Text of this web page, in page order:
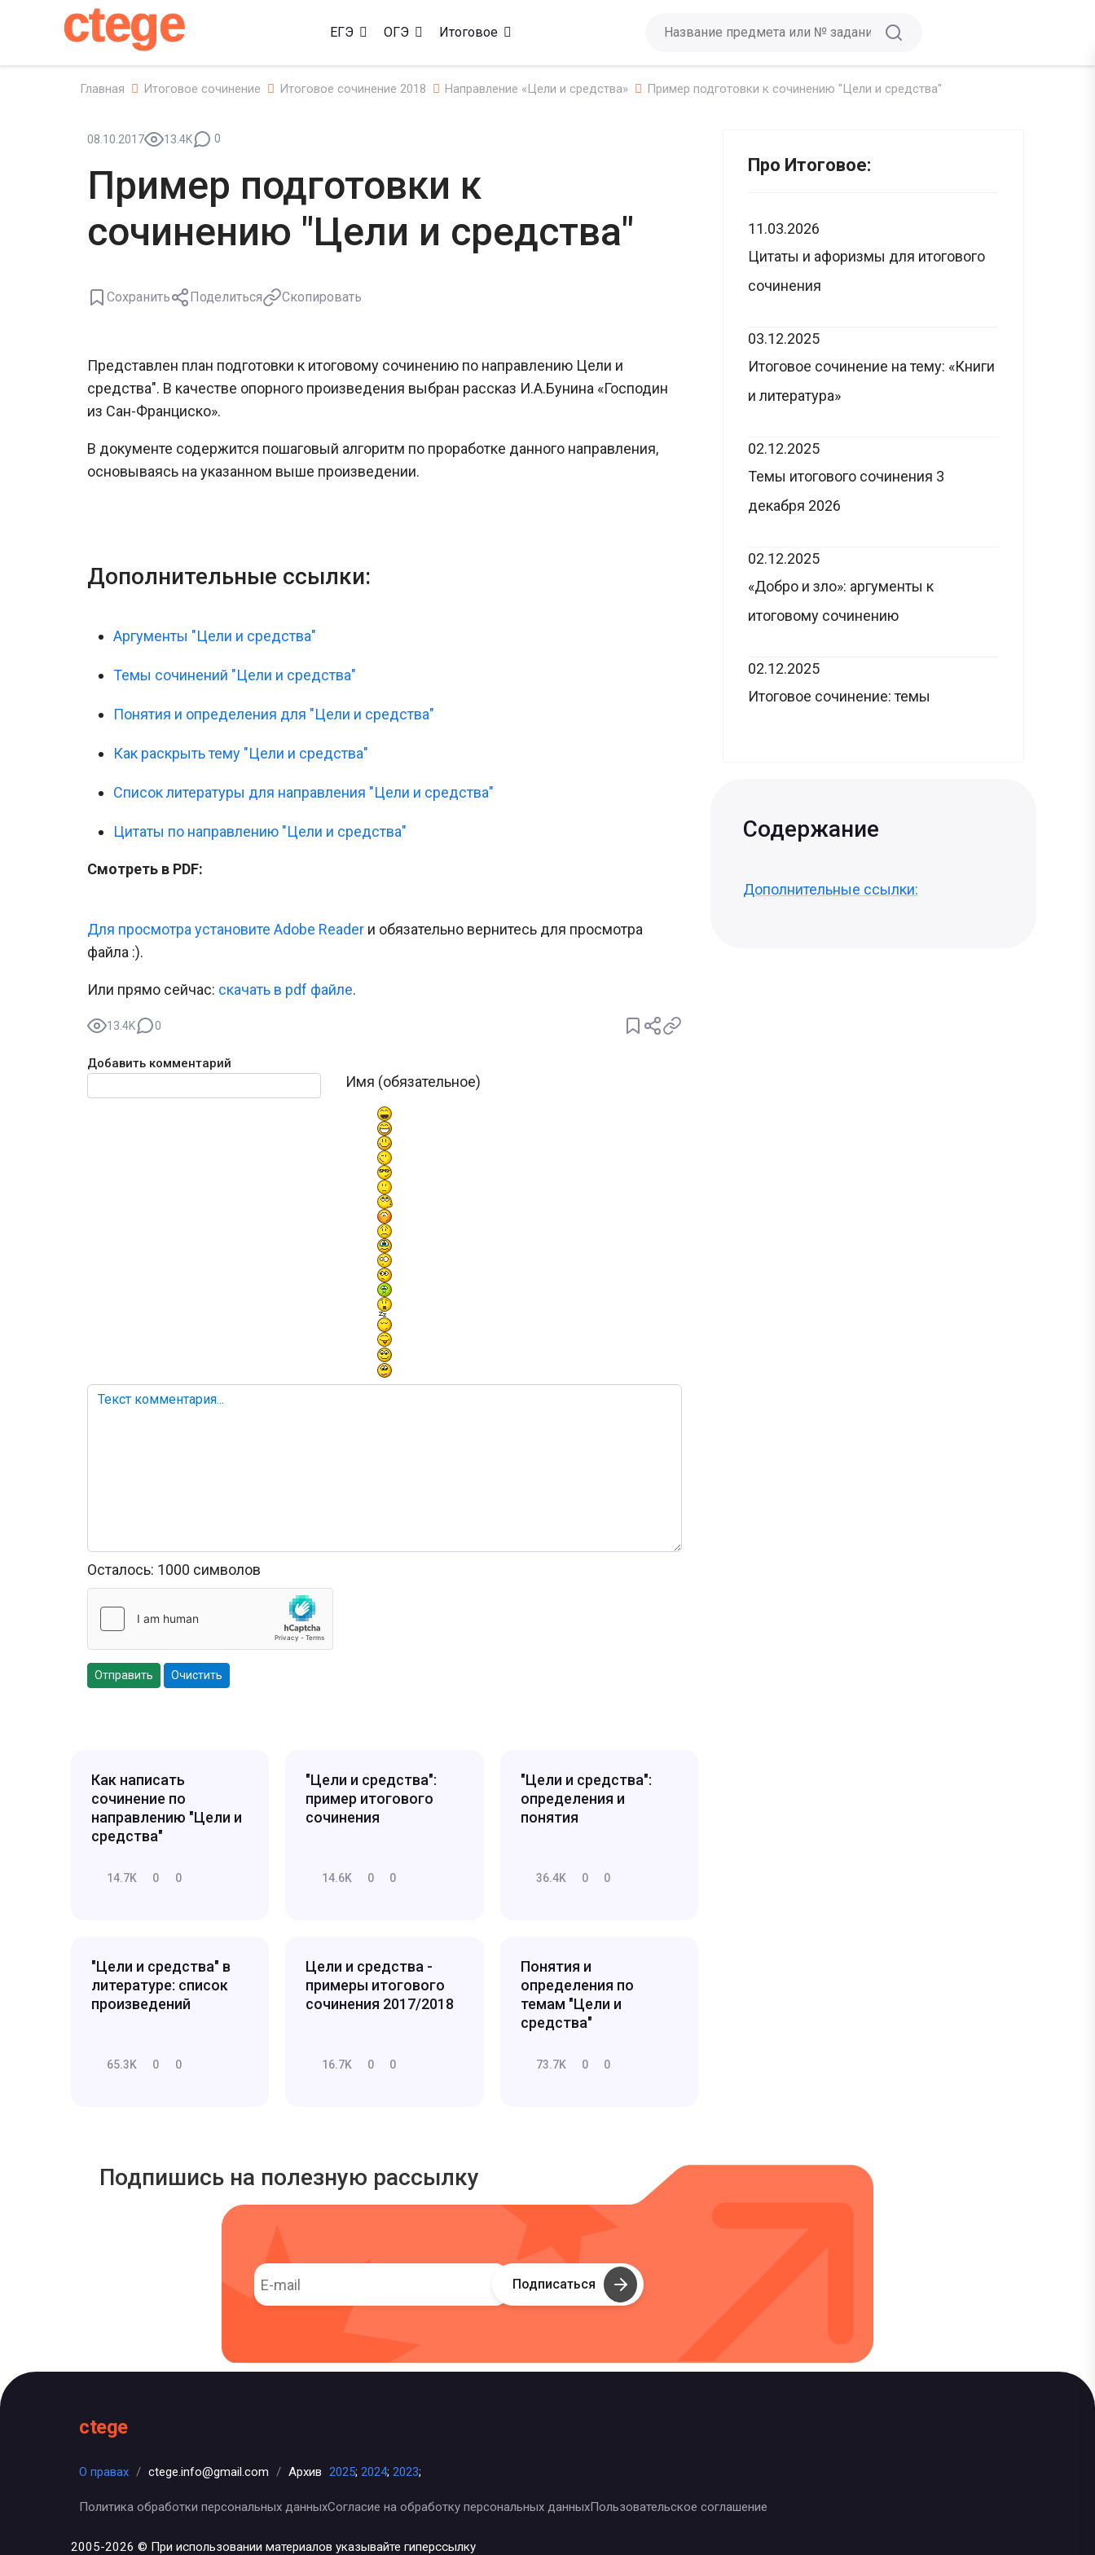
ctege ЕГЭ ОГЭ Итоговое
Главная Итоговое сочинение Итоговое сочинение 2018 Направление «Цели и средства» Пример подготовки к сочинению "Цели и средства"
08.10.2017 13.4K 0
Пример подготовки к
сочинению "Цели и средства"
Сохранить Поделиться Скопировать
Представлен план подготовки к итоговому сочинению по направлению Цели и
средства". В качестве опорного произведения выбран рассказ И.А.Бунина «Господин
из Сан-Франциско».
В документе содержится пошаговый алгоритм по проработке данного направления,
основываясь на указанном выше произведении.
Дополнительные ссылки:
Аргументы "Цели и средства"
Темы сочинений "Цели и средства"
Понятия и определения для "Цели и средства"
Как раскрыть тему "Цели и средства"
Список литературы для направления "Цели и средства"
Цитаты по направлению "Цели и средства"
Смотреть в PDF:
Для просмотра установите Adobe Reader и обязательно вернитесь для просмотра
файла :).
Или прямо сейчас: cкачать в pdf файле.
13.4K 0
Добавить комментарий
Имя (обязательное)
Текст комментария
Осталось: 1000 символов
Отправить Очистить
Как написать
сочинение по
направлению "Цели и
средства"
14.7K 0 0
"Цели и средства":
пример итогового
сочинения
14.6K 0 0
"Цели и средства":
определения и
понятия
36.4K 0 0
"Цели и средства" в
литературе: список
произведений
65.3K 0 0
Цели и средства -
примеры итогового
сочинения 2017/2018
16.7K 0 0
Понятия и
определения по
темам "Цели и
средства"
73.7K 0 0
Про Итоговое:
11.03.2026
Цитаты и афоризмы для итогового
сочинения
03.12.2025
Итоговое сочинение на тему: «Книги
и литература»
02.12.2025
Темы итогового сочинения 3
декабря 2026
02.12.2025
«Добро и зло»: аргументы к
итоговому сочинению
02.12.2025
Итоговое сочинение: темы
Содержание
Дополнительные ссылки:
Подпишись на полезную рассылку
Подписаться
ctege
О правах / ctege.info@gmail.com / Архив 2025; 2024; 2023;
Политика обработки персональных данныхСогласие на обработку персональных данныхПользовательское соглашение
2005-2026 © При использовании материалов указывайте гиперссылку